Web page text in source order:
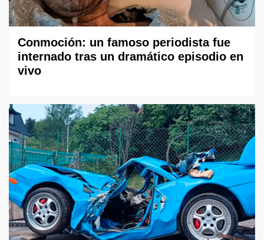
Conmoción: un famoso periodista fue
internado tras un dramático episodio en
vivo